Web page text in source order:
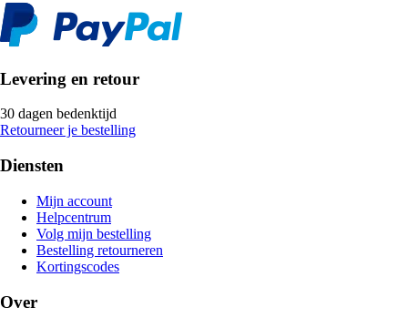
Levering en retour
30 dagen bedenktijd
Retourneer je bestelling
Diensten
Mijn account
Helpcentrum
Volg mijn bestelling
Bestelling retourneren
Kortingscodes
Over